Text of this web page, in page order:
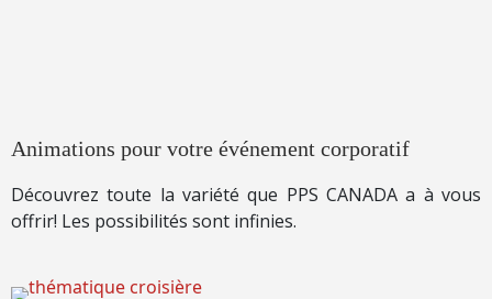
Animations pour votre événement corporatif
Découvrez toute la variété que PPS CANADA a à vous
offrir! Les possibilités sont infinies.